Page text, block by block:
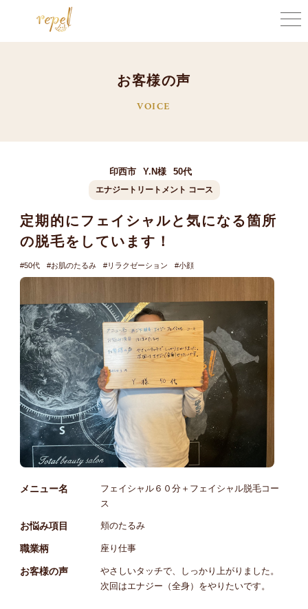
お客様の声
VOICE
印西市 Y.N様 50代
エナジートリートメント コース
定期的にフェイシャルと気になる箇所
の脱毛をしています！
50代 お肌のたるみ リラクゼーション 小顔
メニュー名
フェイシャル６０分＋フェイシャル脱毛コー
ス
お悩み項目 頬のたるみ
職業柄 座り仕事
お客様の声
やさしいタッチで、しっかり上がりました。
次回はエナジー（全身）をやりたいです。